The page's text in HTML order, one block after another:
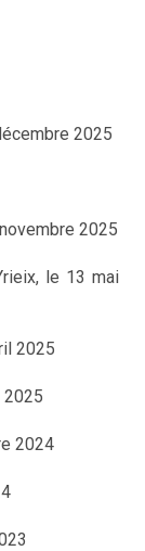
2025
2025
le 13 mai
2025
2025
2024